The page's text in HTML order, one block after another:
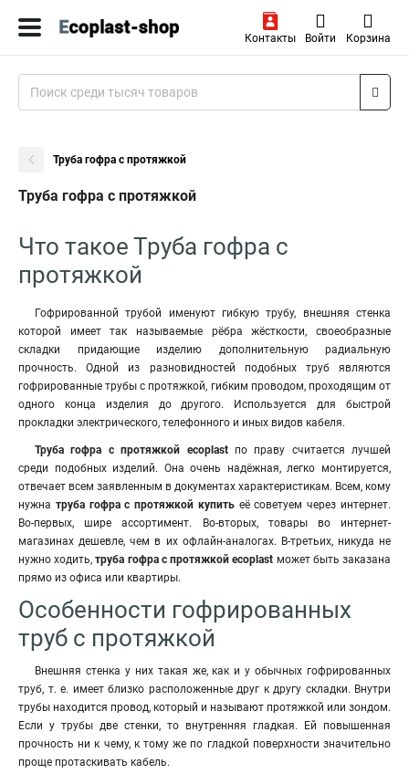
Контакты Войти Корзина
Труба гофра с протяжкой
Труба гофра с протяжкой
Что такое Труба гофра с
протяжкой
Гофрированной трубой именуют гибкую трубу, внешняя стенка
которой имеет так называемые рёбра жёсткости, своеобразные
складки придающие изделию дополнительную радиальную
прочность. Одной из разновидностей подобных труб являются
гофрированные трубы с протяжкой, гибким проводом, проходящим от
одного конца изделия до другого. Используется для быстрой
прокладки электрического, телефонного и иных видов кабеля.
Труба гофра с протяжкой ecoplastпо праву считается лучшей
среди подобных изделий. Она очень надёжная, легко монтируется,
отвечает всем заявленным в документах характеристикам. Всем, кому
нужна труба гофра с протяжкой купить её советуем через интернет.
Во-первых, шире ассортимент. Во-вторых, товары во интернет-
магазинах дешевле, чем в их офлайн-аналогах. В-третьих, никуда не
нужно ходить,труба гофра с протяжкой ecoplast может быть заказана
прямо из офиса или квартиры.
Особенности гофрированных
труб с протяжкой
Внешняя стенка у них такая же, как и у обычных гофрированных
труб, т. е. имеет близко расположенные друг к другу складки. Внутри
трубы находится провод, который и называют протяжкой или зондом.
Если у трубы две стенки, то внутренняя гладкая. Ей повышенная
прочность ни к чему, к тому же по гладкой поверхности значительно
проще протаскивать кабель.